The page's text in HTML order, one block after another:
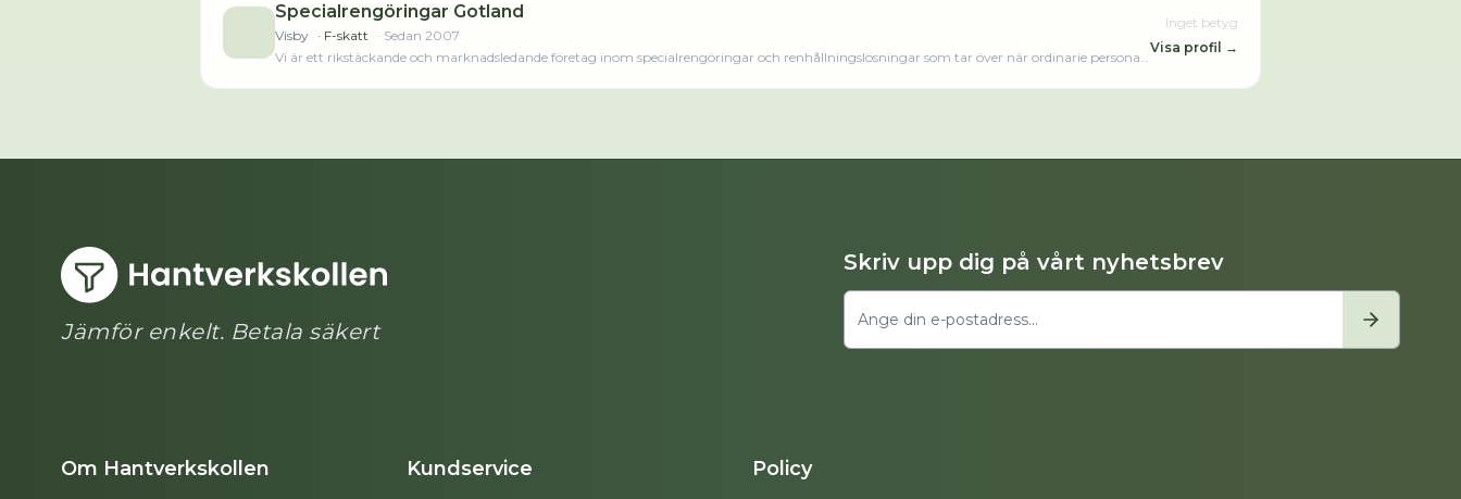
Specialrengöringar Gotland
Visby · F-skatt · Sedan 2007
Vi är ett rikstäckande och marknadsledande företag inom specialrengöringar och renhållningslösningar som tar över när ordinarie personal
behöver.Läs merLäs mindre
Inget betyg
Visa profil →
Jämför enkelt. Betala säkert
Skriv upp dig på vårt nyhetsbrev
Om Hantverkskollen Kundservice Policy